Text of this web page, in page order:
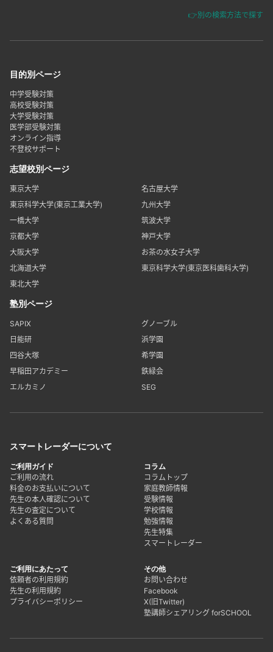
👉別の検索方法で探す
目的別ページ
中学受験対策
高校受験対策
大学受験対策
医学部受験対策
オンライン指導
不登校サポート
志望校別ページ
東京大学
名古屋大学
東京科学大学(東京工業大学)
九州大学
一橋大学
筑波大学
京都大学
神戸大学
大阪大学
お茶の水女子大学
北海道大学
東京科学大学(東京医科歯科大学)
東北大学
塾別ページ
SAPIX
グノーブル
日能研
浜学園
四谷大塚
希学園
早稲田アカデミー
鉄緑会
エルカミノ
SEG
スマートレーダーについて
ご利用ガイド
ご利用の流れ
料金のお支払いについて
先生の本人確認について
先生の査定について
よくある質問
コラム
コラムトップ
家庭教師情報
受験情報
学校情報
勉強情報
先生特集
スマートレーダー
ご利用にあたって
依頼者の利用規約
先生の利用規約
プライバシーポリシー
その他
お問い合わせ
Facebook
X(旧Twitter)
塾講師シェアリング forSCHOOL